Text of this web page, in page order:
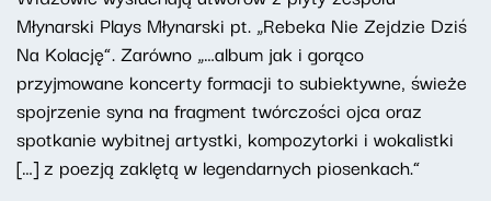
Młynarski Plays Młynarski pt. „Rebeka Nie Zejdzie Dziś
Na Kolację”. Zarówno „…album jak i gorąco
przyjmowane koncerty formacji to subiektywne, świeże
spojrzenie syna na fragment twórczości ojca oraz
spotkanie wybitnej artystki, kompozytorki i wokalistki
[…] z poezją zaklętą w legendarnych piosenkach.”